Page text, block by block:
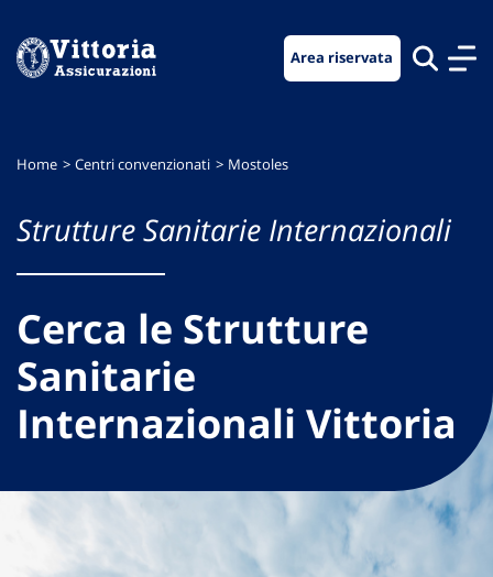
menu
contenuto
footer
Area riservata
Home Centri convenzionati Mostoles
Strutture Sanitarie Internazionali
Cerca le Strutture
Sanitarie
Internazionali Vittoria